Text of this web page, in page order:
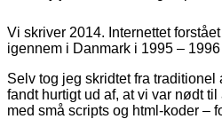
Vi skriver 2014. Internettet
igennem i Danmark i 1995 –
Selv tog jeg skridtet fra
fandt hurtigt ud af, at vi var nødt
med små scripts og html-koder –